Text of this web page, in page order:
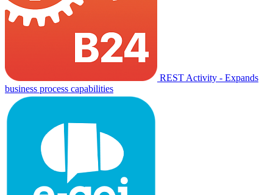
REST Activity - Expands
business process capabilities